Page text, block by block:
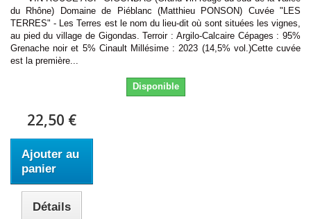
du Rhône) Domaine de Piéblanc (Matthieu PONSON) Cuvée "LES
TERRES" - Les Terres est le nom du lieu-dit où sont situées les vignes,
au pied du village de Gigondas. Terroir : Argilo-Calcaire Cépages : 95%
Grenache noir et 5% Cinault Millésime : 2023 (14,5% vol.)Cette cuvée
est la première...
Disponible
22,50 €
Ajouter au
panier
Détails